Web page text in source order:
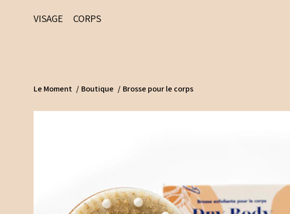
VISAGE CORPS
Le Moment / Boutique / Brosse pour le corps